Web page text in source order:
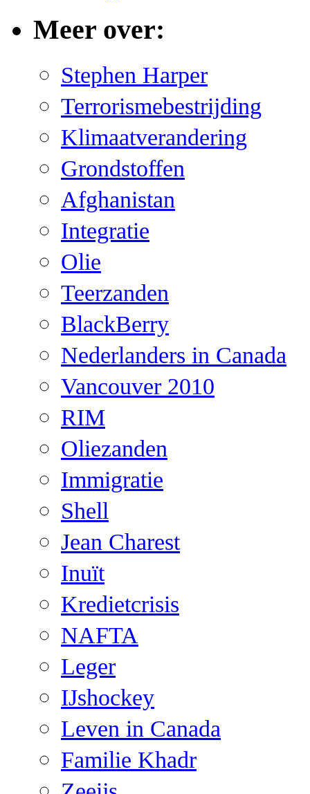
Meer over:
Stephen Harper
Terrorismebestrijding
Klimaatverandering
Grondstoffen
Afghanistan
Integratie
Olie
Teerzanden
BlackBerry
Nederlanders in Canada
Vancouver 2010
RIM
Oliezanden
Immigratie
Shell
Jean Charest
Inuït
Kredietcrisis
NAFTA
Leger
IJshockey
Leven in Canada
Familie Khadr